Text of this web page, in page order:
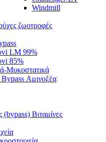
Windmill
ζωοτροφές
LM 99%
85%
Μυκοστατικά
Αμινοξέα
Βιταμίνες